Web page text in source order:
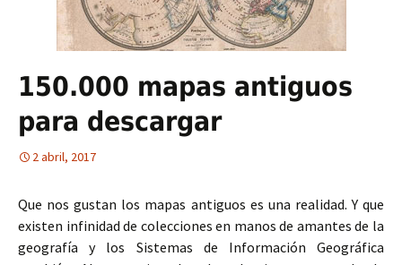
150.000 mapas antiguos
para descargar
2 abril, 2017
Que nos gustan los mapas antiguos es una realidad. Y que
existen infinidad de colecciones en manos de amantes de la
geografía y los Sistemas de Información Geográfica